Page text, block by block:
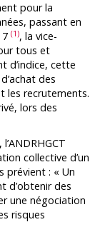
pour la
passant en
(1), la vice-
tous et
d’indice, cette
des
les recrutements.
lors des
collective d’un
prévient : « Un
d’obtenir des
une négociation
risques